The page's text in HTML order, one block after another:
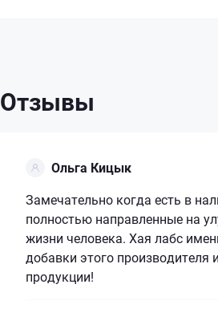
Отзывы
Ольга Кицык
Замечательно когда есть в
полностью направленные на
жизни человека. Хая лабс
добавки этого производителя
продукции!